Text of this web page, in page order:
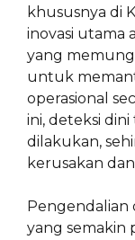
khususnya di
inovasi utama
yang
untuk
operasional
ini, deteksi
dilakukan,
kerusakan
Pengendalian
yang semakin